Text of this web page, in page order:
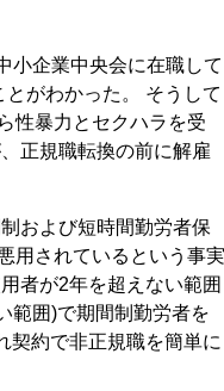
小企業中央会に在職して
がわかった。 そうして
性暴力とセクハラを受
正規職転換の前に解雇
および短時間勤労者保
用されているという事実
者が2年を超えない範囲
範囲)で期間制勤労者を
契約で非正規職を簡単に